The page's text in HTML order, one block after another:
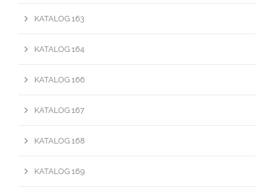
KATALOG 163
KATALOG 164
KATALOG 166
KATALOG 167
KATALOG 168
KATALOG 169